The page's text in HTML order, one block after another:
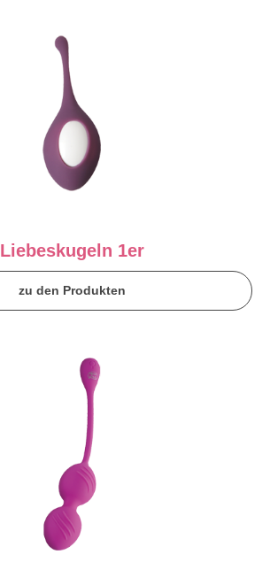
Liebeskugeln 1er
zu den Produkten